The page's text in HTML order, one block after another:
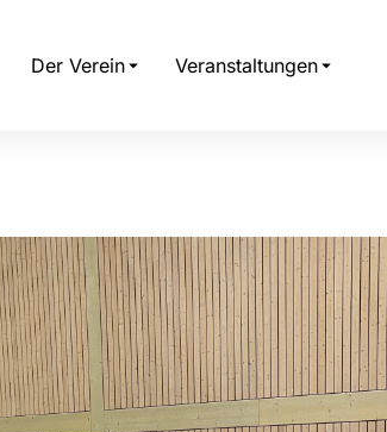
Der Verein Veranstaltungen